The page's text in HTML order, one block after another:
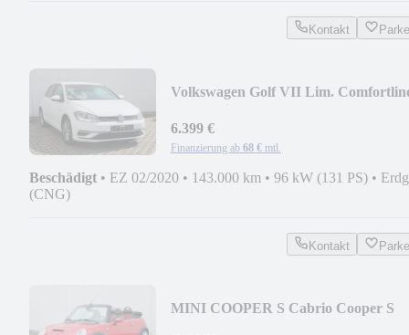
Kontakt
Volkswagen Golf VII Lim.
6.399 €
Finanzierung ab 68 € mtl.
Beschädigt • EZ 02/2020 • 143.000 km • 96 kW (131 PS) •
(CNG)
Kontakt
MINI COOPER S Cabrio Cooper S